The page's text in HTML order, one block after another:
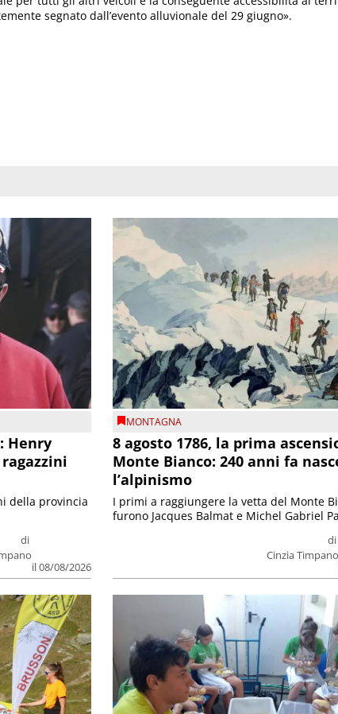
segnato dall’evento alluvionale del 29 giugno».
Henry
di
il 08/08/2026
della provincia
MONTAGNA
8 agosto 1786, la prima
Monte Bianco: 240 anni fa
l’alpinismo
di
Cinzia Timpano
I primi a raggiungere la vetta del Monte
furono Jacques Balmat e Michel Gabriel